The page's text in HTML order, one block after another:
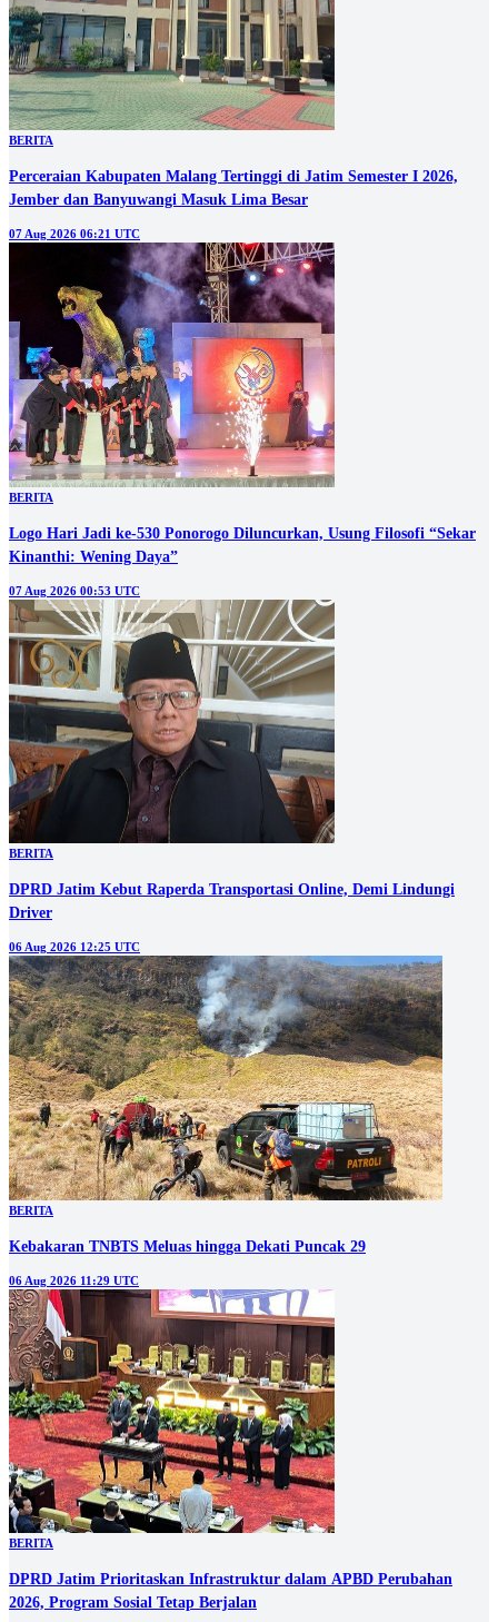
BERITA
Perceraian Kabupaten Malang Tertinggi di Jatim Semester I 2026,
Jember dan Banyuwangi Masuk Lima Besar
07 Aug 2026 06:21 UTC
BERITA
Logo Hari Jadi ke-530 Ponorogo Diluncurkan, Usung Filosofi “Sekar
Kinanthi: Wening Daya”
07 Aug 2026 00:53 UTC
BERITA
DPRD Jatim Kebut Raperda Transportasi Online, Demi Lindungi
Driver
06 Aug 2026 12:25 UTC
BERITA
Kebakaran TNBTS Meluas hingga Dekati Puncak 29
06 Aug 2026 11:29 UTC
BERITA
DPRD Jatim Prioritaskan Infrastruktur dalam APBD Perubahan
2026, Program Sosial Tetap Berjalan